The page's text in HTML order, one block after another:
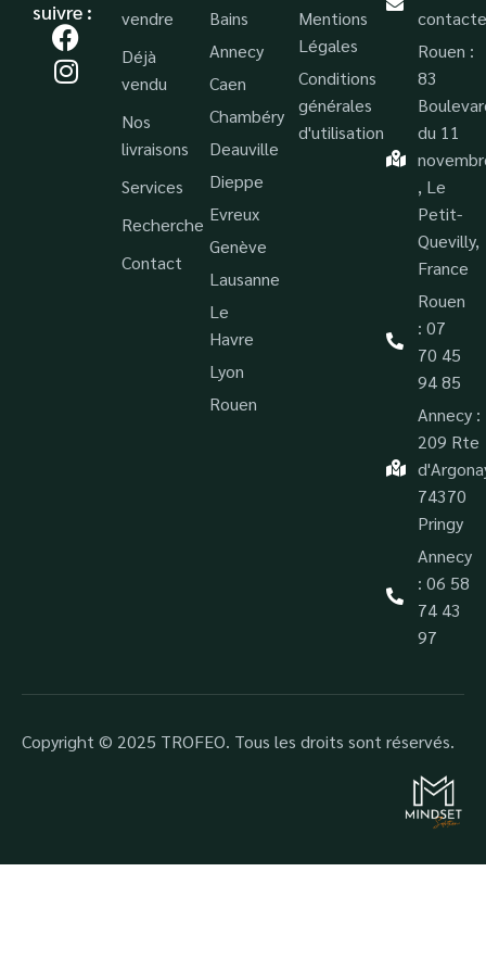
suivre :
vendre
Déjà
vendu
Nos
livraisons
Services
Recherche
Contact
Bains
Annecy
Caen
Chambéry
Deauville
Dieppe
Evreux
Genève
Lausanne
Le
Havre
Lyon
Rouen
Mentions
Légales
Conditions
générales
d'utilisation
Rouen :
83
du 11
, Le
Petit-
Quevilly,
France
Rouen
: 07
70 45
94 85
Annecy :
209 Rte
74370
Pringy
Annecy
: 06 58
74 43
97
Copyright © 2025 TROFEO. Tous les droits sont réservés.